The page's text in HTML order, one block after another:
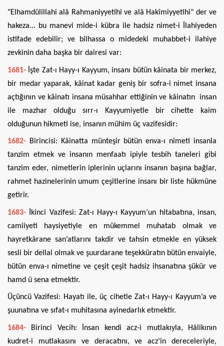
"Elhamdülillahi alâ Rahmaniyyetihi ve alâ Hakîmiyyetihi" der ve
hakeza... bu manevi mide-i kübra ile hadsiz nimet-i İlahiyeden
istifade edebilir; ve bilhassa o midedeki muhabbet-i ilahiye
zevkinin daha başka bir dairesi var:
1681- İşte Zat-ı Hayy-ı Kayyum, insanı bütün kâinata bir merkez,
bir medar yaparak, kâinat kadar geniş bir sofra-i nimet insana
açtığının ve kâinatı insana müsahhar ettiğinin ve kâinatın insan
ile mazhar olduğu sırr-ı Kayyumiyetle bir cihette kaim
olduğunun hikmeti ise, insanın mühim üç vazifesidir:
1682- Birincisi: Kâinatta münteşir bütün enva-ı nimeti insanla
tanzim etmek ve insanın menfaatı ipiyle tesbih taneleri gibi
tanzim eder, nimetlerin iplerinin uçlarını insanın başına bağlar,
rahmet hazinelerinin umum çeşitlerine insanı bir liste hükmüne
getirir.
1683-
İkinci Vazifesi: Zat-ı Hayy-ı Kayyum’un hitabatına, insan,
camiiyeti haysiyetiyle en mükemmel muhatab olmak ve
hayretkârane san’atlarını takdir ve tahsin etmekle en yüksek
sesli bir dellal olmak ve şuurdarane teşekküratın bütün envaiyle,
bütün enva-ı nimetine ve çeşit çeşit hadsiz ihsanatına şükür ve
hamd ü sena etmektir.
Üçüncü Vazifesi: Hayatı ile, üç cihetle Zat-ı Hayy-ı Kayyum’a ve
şuunatına ve sıfat-ı muhitasına ayinedarlık etmektir.
1684- Birinci Vecih: İnsan kendi acz-i mutlakıyla, Hâlikının
kudret-i mutlakasını ve deracatını, ve acz’in dereceleriyle,